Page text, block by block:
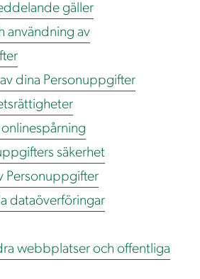
gäller
användning av
dina Personuppgifter
säkerhet
Personuppgifter
dataöverföringar
webbplatser och offentliga